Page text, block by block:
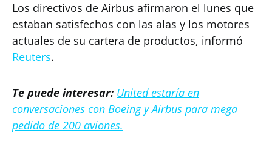
Los directivos de Airbus afirmaron el lunes que
estaban satisfechos con las alas y los motores
actuales de su cartera de productos, informó
Reuters.
Te puede interesar: United estaría en
conversaciones con Boeing y Airbus para mega
pedido de 200 aviones.